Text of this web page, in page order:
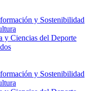
y Sostenibilidad
y Ciencias del Deporte
y Sostenibilidad